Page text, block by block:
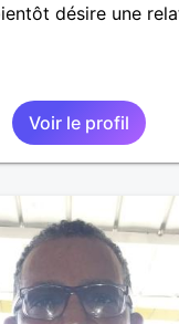
désire une
Voir le profil